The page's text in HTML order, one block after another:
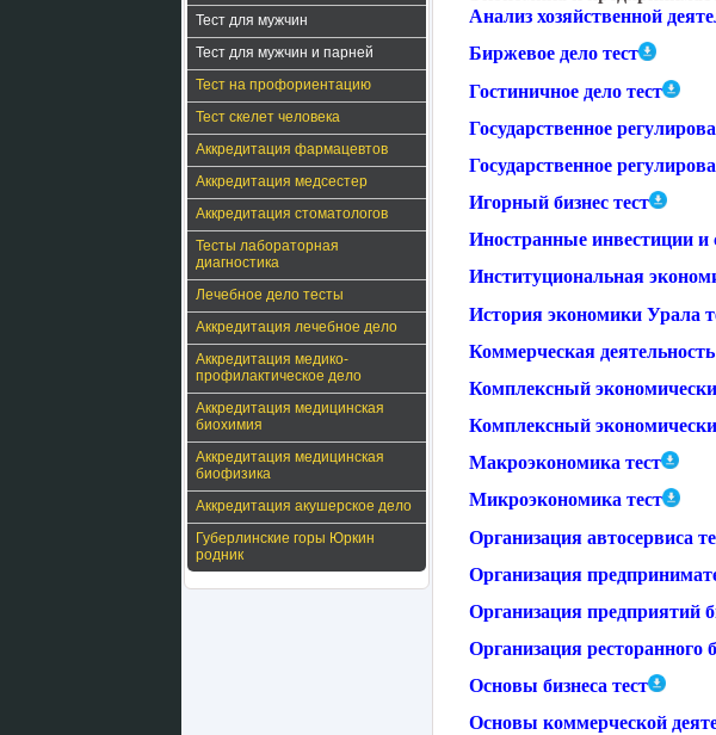
Тест для мужчин
Тест для мужчин и парней
Тест на профориентацию
Тест скелет человека
Аккредитация фармацевтов
Аккредитация медсестер
Аккредитация стоматологов
Тесты лабораторная
диагностика
Лечебное дело тесты
Аккредитация лечебное дело
Аккредитация медико-
профилактическое дело
Аккредитация медицинская
биохимия
Аккредитация медицинская
биофизика
Аккредитация акушерское дело
Губерлинские горы Юркин
родник
Анализ хозяйственной
Биржевое дело тест
Гостиничное дело тест
Государственное
Государственное
Игорный бизнес тест
Иностранные инвестиции и
Институциональная
История экономики Урала
Коммерческая деятельность
Комплексный
Комплексный
Макроэкономика тест
Микроэкономика тест
Организация автосервиса
Организация
Организация предприятий
Организация ресторанного
Основы бизнеса тест
Основы коммерческой